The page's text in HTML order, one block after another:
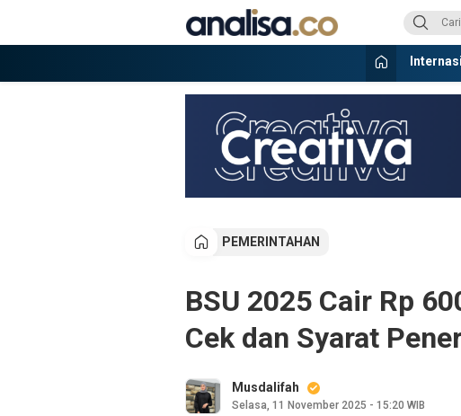
konten
PEMERINTAHAN
BSU 2025 Cair Rp
Cek dan Syarat
Musdalifah
Selasa, 11 November 2025 - 15:20 WIB